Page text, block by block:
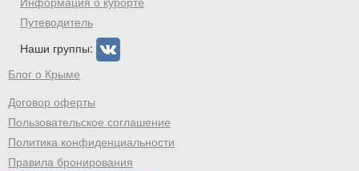
Путеводитель
Наши группы:
Блог о Крыме
Договор оферты
Пользовательское соглашение
Политика конфиденциальности
Правила бронирования
Хочешь дешевле? Оставь почту и получи
промокод на первое бронирование!